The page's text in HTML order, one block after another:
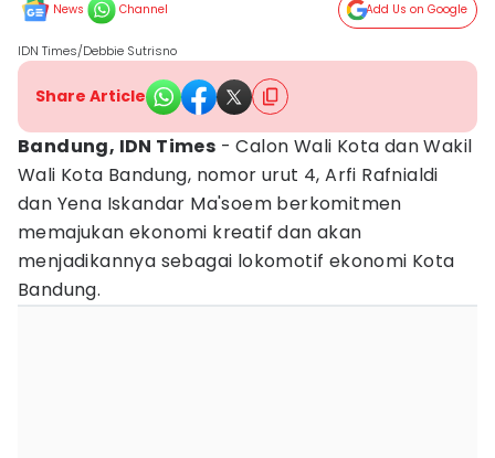
News Channel Add Us on Google
IDN Times/Debbie Sutrisno
Share Article
Bandung, IDN Times - Calon Wali Kota dan Wakil
Wali Kota Bandung, nomor urut 4, Arfi Rafnialdi
dan Yena Iskandar Ma'soem berkomitmen
memajukan ekonomi kreatif dan akan
menjadikannya sebagai lokomotif ekonomi Kota
Bandung.